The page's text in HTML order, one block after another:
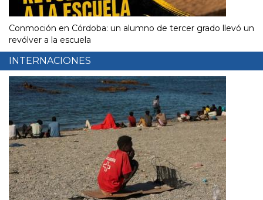
Conmoción en Córdoba: un alumno de tercer grado llevó un
revólver a la escuela
INTERNACIONES